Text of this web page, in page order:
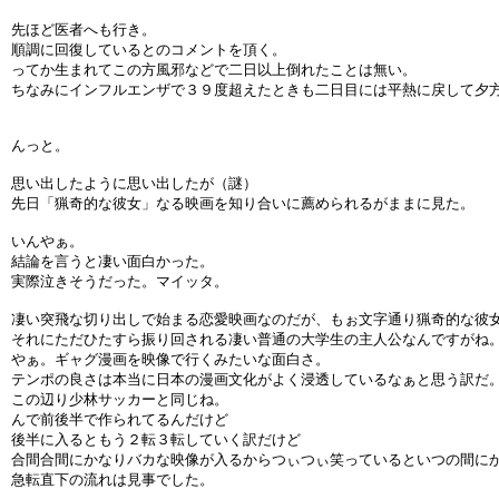
先ほど医者へも行き。
順調に回復しているとのコメントを頂く。
ってか生まれてこの方風邪などで二日以上倒れたことは無い。
ちなみにインフルエンザで３９度超えたときも二日目には平熱に戻して夕
んっと。
思い出したように思い出したが（謎）
先日「猟奇的な彼女」なる映画を知り合いに薦められるがままに見た。
いんやぁ。
結論を言うと凄い面白かった。
実際泣きそうだった。マイッタ。
凄い突飛な切り出しで始まる恋愛映画なのだが、もぉ文字通り猟奇的な彼
それにただひたすら振り回される凄い普通の大学生の主人公なんですがね
やぁ。ギャグ漫画を映像で行くみたいな面白さ。
テンポの良さは本当に日本の漫画文化がよく浸透しているなぁと思う訳だ
この辺り少林サッカーと同じね。
んで前後半で作られてるんだけど
後半に入るともう２転３転していく訳だけど
合間合間にかなりバカな映像が入るからつぃつぃ笑っているといつの間に
急転直下の流れは見事でした。